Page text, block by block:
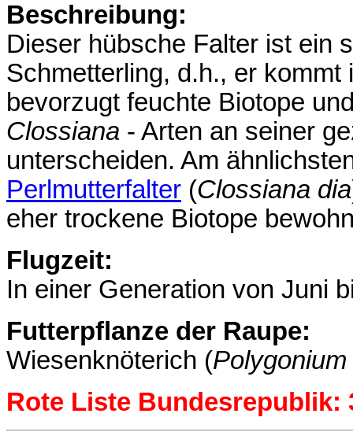
Beschreibung:
Dieser hübsche Falter ist ein
Schmetterling, d.h., er
bevorzugt feuchte Biotope
Clossiana - Arten an seiner
unterscheiden. Am
Perlmutterfalter (Clossiana dia
eher trockene Biotope
Flugzeit:
In einer Generation von Juni
Futterpflanze der Raupe:
Wiesenknöterich (
Rote Liste Bundesrepublik: